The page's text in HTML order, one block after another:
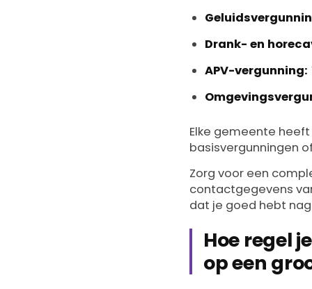
Drank- en
APV-vergunning:
Elke gemeente
basisvergunningen
Zorg voor een
contactgegevens
dat je goed hebt
Hoe regel
op een